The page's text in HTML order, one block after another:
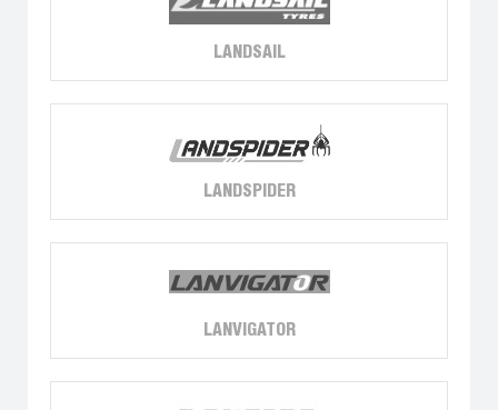
LANDSAIL
LANDSPIDER
LANVIGATOR